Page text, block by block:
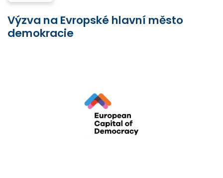
Výzva na Evropské hlavní město
demokracie